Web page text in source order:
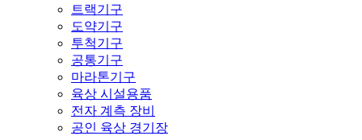
트랙기구
도약기구
투척기구
공통기구
마라톤기구
육상 시설용품
전자 계측 장비
공인 육상 경기장